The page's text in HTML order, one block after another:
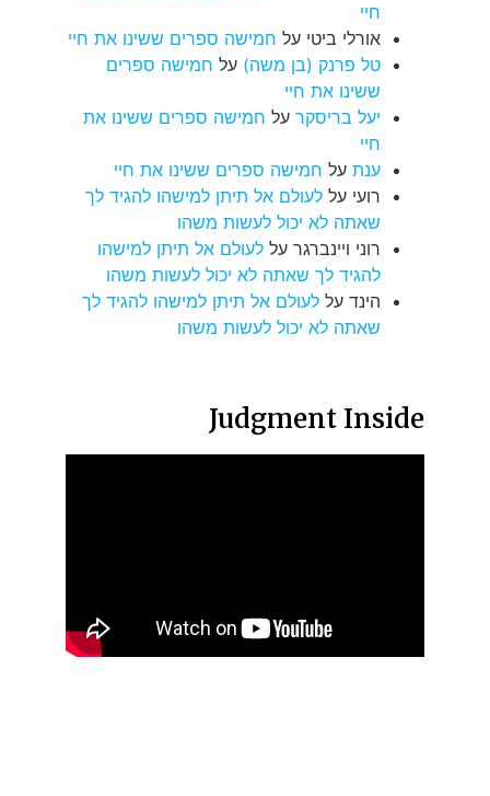
חיי
אורלי ביטי על חמישה ספרים ששינו את חיי
טל פרנק (בן משה) על חמישה ספרים
ששינו את חיי
יעל בריסקר על חמישה ספרים ששינו את
חיי
ענת על חמישה ספרים ששינו את חיי
רועי על לעולם אל תיתן למישהו להגיד לך
שאתה לא יכול לעשות משהו
רוני ויינברגר על לעולם אל תיתן למישהו
להגיד לך שאתה לא יכול לעשות משהו
הינד על לעולם אל תיתן למישהו להגיד לך
שאתה לא יכול לעשות משהו
Judgment Inside